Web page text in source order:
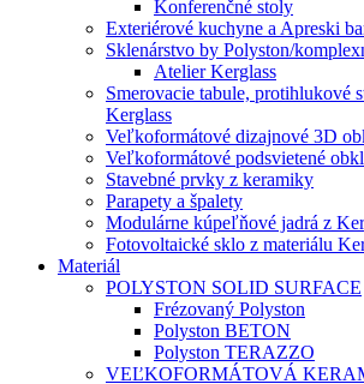
Konferenčné stoly
Exteriérové kuchyne a Apreski
Sklenárstvo by Polyston/
Atelier Kerglass
Smerovacie tabule, protihlukové
Kerglass
Veľkoformátové dizajnové 3D
Veľkoformátové podsvietené
Stavebné prvky z keramiky
Parapety a špalety
Modulárne kúpeľňové jadrá z
Fotovoltaické sklo z materiálu
Materiál
POLYSTON SOLID SURFACE
Frézovaný Polyston
Polyston BETON
Polyston TERAZZO
VEĽKOFORMÁTOVÁ